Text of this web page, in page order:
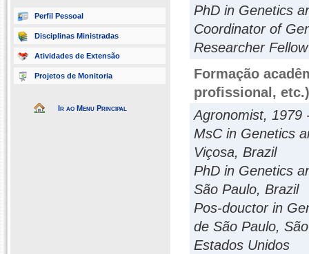
Perfil Pessoal
Disciplinas Ministradas
Atividades de Extensão
Projetos de Monitoria
Ir ao Menu Principal
PhD in Genetics
Coordinator of
Researcher
Formação
profissional, etc.)
Agronomist, 1979
MsC in Genetics
Viçosa, Brazil
PhD in Genetics
São Paulo, Brazil
Pos-douctor in
de São Paulo,
Estados Unidos